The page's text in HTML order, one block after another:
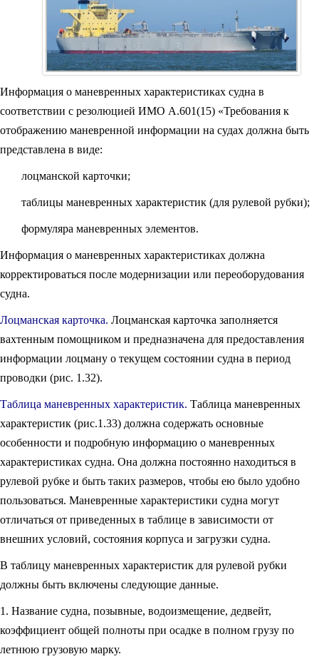
Информация о маневренных характеристиках судна в
соответствии с резолюцией ИМО А.601(15) «Требования к
отображению маневренной информации на судах должна быть
представлена в виде:
лоцманской карточки;
таблицы маневренных характеристик (для рулевой рубки);
формуляра маневренных элементов.
Информация о маневренных характеристиках должна
корректироваться после модернизации или переоборудования
судна.
Лоцманская карточка. Лоцманская карточка заполняется
вахтенным помощником и предназначена для предоставления
информации лоцману о текущем состоянии судна в период
проводки (рис. 1.32).
Таблица маневренных характеристик. Таблица маневренных
характеристик (рис.1.33) должна содержать основные
особенности и подробную информацию о маневренных
характеристиках судна. Она должна постоянно находиться в
рулевой рубке и быть таких размеров, чтобы ею было удобно
пользоваться. Маневренные характеристики судна могут
отличаться от приведенных в таблице в зависимости от
внешних условий, состояния корпуса и загрузки судна.
В таблицу маневренных характеристик для рулевой рубки
должны быть включены следующие данные.
1. Название судна, позывные, водоизмещение, дедвейт,
коэффициент общей полноты при осадке в полном грузу по
летнюю грузовую марку.